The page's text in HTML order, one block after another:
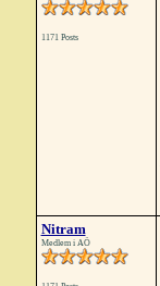
1171 Posts
Nitram
Medlem i AÖ